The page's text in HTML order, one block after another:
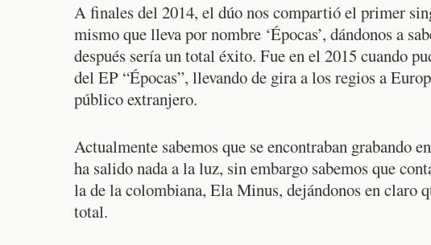
A finales del 2014, el dúo nos compartió el primer
mismo que lleva por nombre ‘Épocas’, dándonos a
después sería un total éxito. Fue en el 2015 cuando
del EP “Épocas”, llevando de gira a los regios a
público extranjero.
Actualmente sabemos que se encontraban
ha salido nada a la luz, sin embargo sabemos que
la de la colombiana, Ela Minus, dejándonos en claro
total.